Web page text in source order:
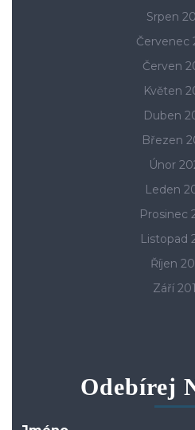
Srpen
Červenec
Červen
Květen
Duben
Březen
Únor
Leden
Prosinec
Listopad
Říjen
Září
Odebírej